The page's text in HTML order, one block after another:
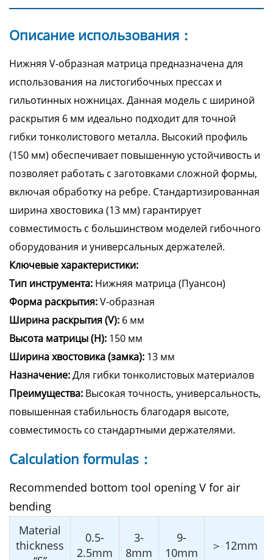
Описание использования：
Нижняя V-образная матрица предназначена для
использования на листогибочных прессах и
гильотинных ножницах. Данная модель с шириной
раскрытия 6 мм идеально подходит для точной
гибки тонколистового металла. Высокий профиль
(150 мм) обеспечивает повышенную устойчивость и
позволяет работать с заготовками сложной формы,
включая обработку на ребре. Стандартизированная
ширина хвостовика (13 мм) гарантирует
совместимость с большинством моделей гибочного
оборудования и универсальных держателей.
Ключевые характеристики:
Тип инструмента: Нижняя матрица (Пуансон)
Форма раскрытия:V-образная
Ширина раскрытия (V): 6 мм
Высота матрицы (H): 150 мм
Ширина хвостовика (замка): 13 мм
Назначение:Для гибки тонколистовых материалов
Преимущества: Высокая точность, универсальность,
повышенная стабильность благодаря высоте,
совместимость со стандартными держателями.
Calculation formulas：
Recommended bottom tool opening V for air
bending
Material
thickness
0.5-
2.5mm
3-
8mm
9-
10mm
＞ 12mm